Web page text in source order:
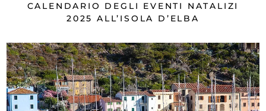
CALENDARIO DEGLI EVENTI NATALIZI
2025 ALL’ISOLA D’ELBA